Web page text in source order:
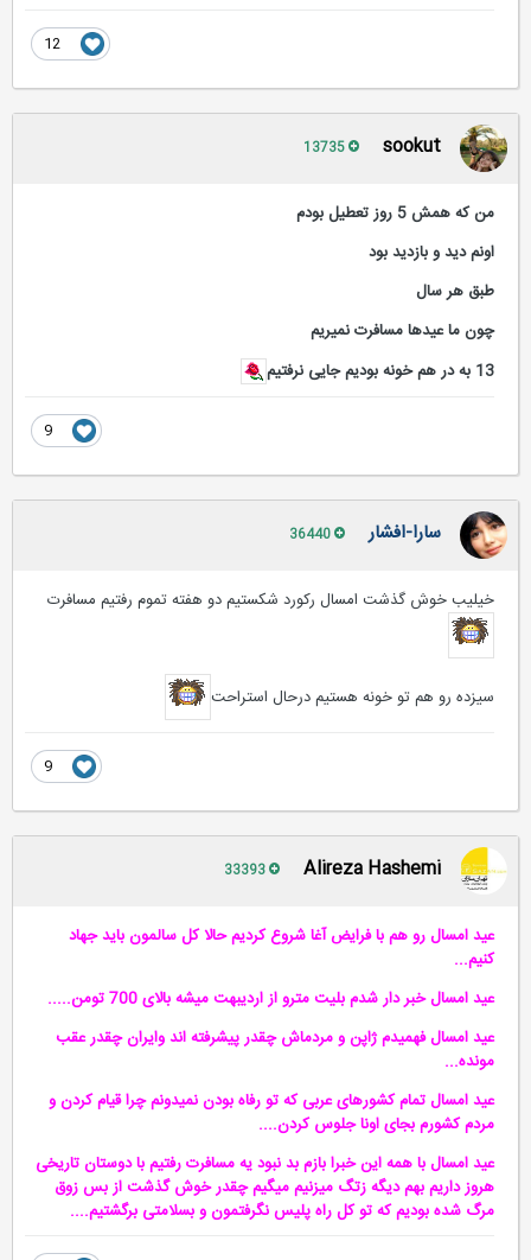
sookut
من که همش 5 روز تعطیل بودم
اونم دید و بازدید بود
طبق هر سال
چون ما عیدها مسافرت نمیریم
13 به در هم خونه بودیم جایی نرفتیم
سارا-افشار
خیلیب خوش گذشت امسال رکورد شکستیم دو هفته تموم رفتیم مسافرت
سیزده رو هم تو خونه هستیم درحال استراحت
Alireza Hashemi
عید امسال رو هم با فرایض آغا شروع کردیم حالا کل سالمون باید جهاد
کنیم...
عید امسال خبر دار شدم بلیت مترو از اردیبهت میشه بالای 700 تومن.....
عید امسال فهمیدم ژاپن و مردماش چقدر پیشرفته اند وایران چقدر عقب
مونده...
عید امسال تمام کشورهای عربی که تو رفاه بودن نمیدونم چرا قیام کردن و
مردم کشورم بجای اونا جلوس کردن....
عید امسال با همه این خبرا بازم بد نبود یه مسافرت رفتیم با دوستان تاریخی
هروز داریم بهم دیگه زتگ میزنیم میگیم چقدر خوش گذشت از بس زوق
مرگ شده بودیم که تو کل راه پلیس نگرفتمون و بسلامتی برگشتیم....